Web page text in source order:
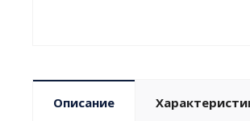
Описание